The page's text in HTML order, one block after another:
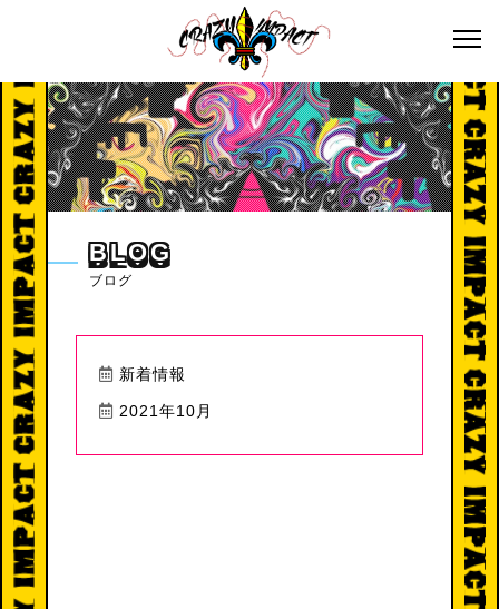
BLOG
ブログ
新着情報
2021年10月